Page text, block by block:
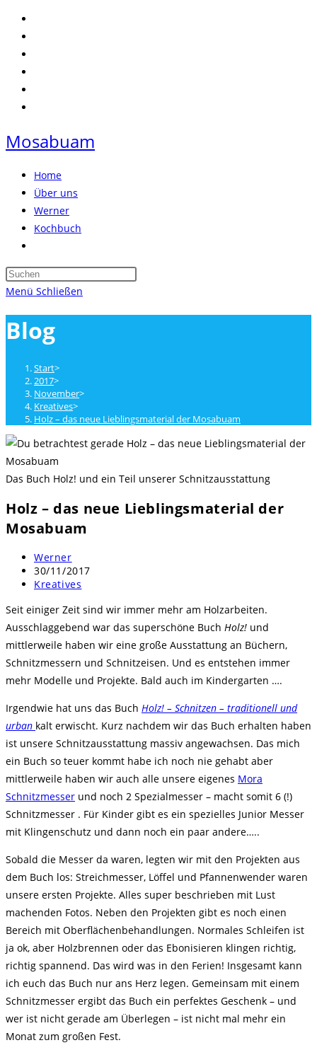
Zum
Inhalt
springen
Mosabuam
Home
Über uns
Werner
Kochbuch
umschalten
Press
Menü Schließen
Blog
Start>
2017>
November>
Kreatives>
Holz – das neue Lieblingsmaterial der Mosabuam
Das Buch Holz! und ein Teil unserer Schnitzausstattung
Holz – das neue Lieblingsmaterial der
Mosabuam
Beitrags-
Autor:
Werner
Beitrag
veröffentlicht:
30/11/2017
Beitrags-
Kreatives
Seit einiger Zeit sind wir immer mehr am Holzarbeiten.
Ausschlaggebend war das superschöne Buch Holz! und
mittlerweile haben wir eine große Ausstattung an Büchern,
Schnitzmessern und Schnitzeisen. Und es entstehen immer
mehr Modelle und Projekte. Bald auch im Kindergarten ….
Irgendwie hat uns das Buch Holz! – Schnitzen – traditionell und
urban kalt erwischt. Kurz nachdem wir das Buch erhalten haben
ist unsere Schnitzausstattung massiv angewachsen. Das mich
ein Buch so teuer kommt habe ich noch nie gehabt aber
mittlerweile haben wir auch alle unsere eigenes Mora
Schnitzmesser und noch 2 Spezialmesser – macht somit 6 (!)
Schnitzmesser . Für Kinder gibt es ein spezielles Junior Messer
mit Klingenschutz und dann noch ein paar andere…..
Sobald die Messer da waren, legten wir mit den Projekten aus
dem Buch los: Streichmesser, Löffel und Pfannenwender waren
unsere ersten Projekte. Alles super beschrieben mit Lust
machenden Fotos. Neben den Projekten gibt es noch einen
Bereich mit Oberflächenbehandlungen. Normales Schleifen ist
ja ok, aber Holzbrennen oder das Ebonisieren klingen richtig,
richtig spannend. Das wird was in den Ferien! Insgesamt kann
ich euch das Buch nur ans Herz legen. Gemeinsam mit einem
Schnitzmesser ergibt das Buch ein perfektes Geschenk – und
wer ist nicht gerade am Überlegen – ist nicht mal mehr ein
Monat zum großen Fest.